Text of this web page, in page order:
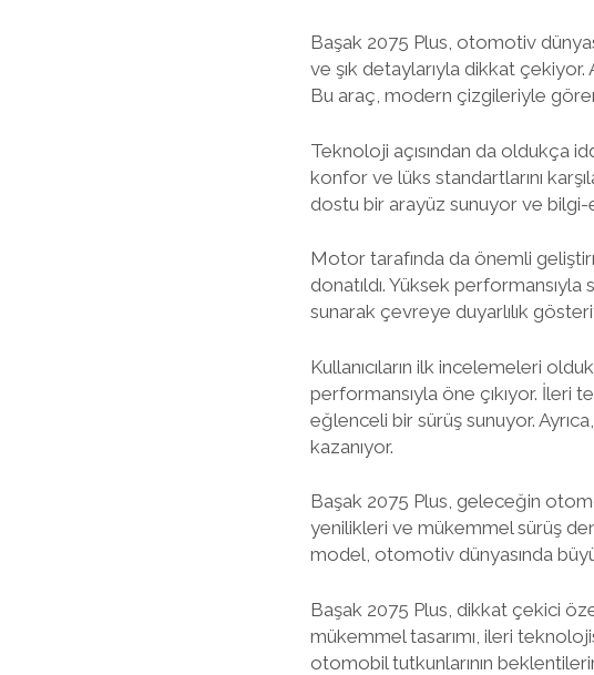
Başak 2075 Plus, otomotiv
ve şık detaylarıyla dikkat
Bu araç, modern çizgileriyle
Teknoloji açısından da oldukça
konfor ve lüks standartlarını
dostu bir arayüz sunuyor ve
Motor tarafında da önemli
donatıldı. Yüksek performansıyla
sunarak çevreye duyarlılık
Kullanıcıların ilk incelemeleri
performansıyla öne çıkıyor. İleri
eğlenceli bir sürüş sunuyor.
kazanıyor.
Başak 2075 Plus, geleceğin
yenilikleri ve mükemmel sürüş
model, otomotiv dünyasında
Başak 2075 Plus, dikkat çekici
mükemmel tasarımı, ileri
otomobil tutkunlarının